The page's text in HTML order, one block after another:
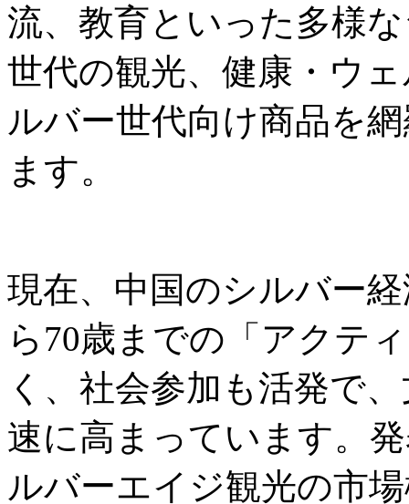
流、教育といった多様
世代の観光、健康・ウ
ルバー世代向け商品を
ます。
現在、中国のシルバー
ら70歳までの「アクテ
く、社会参加も活発で
速に高まっています。
ルバーエイジ観光の市